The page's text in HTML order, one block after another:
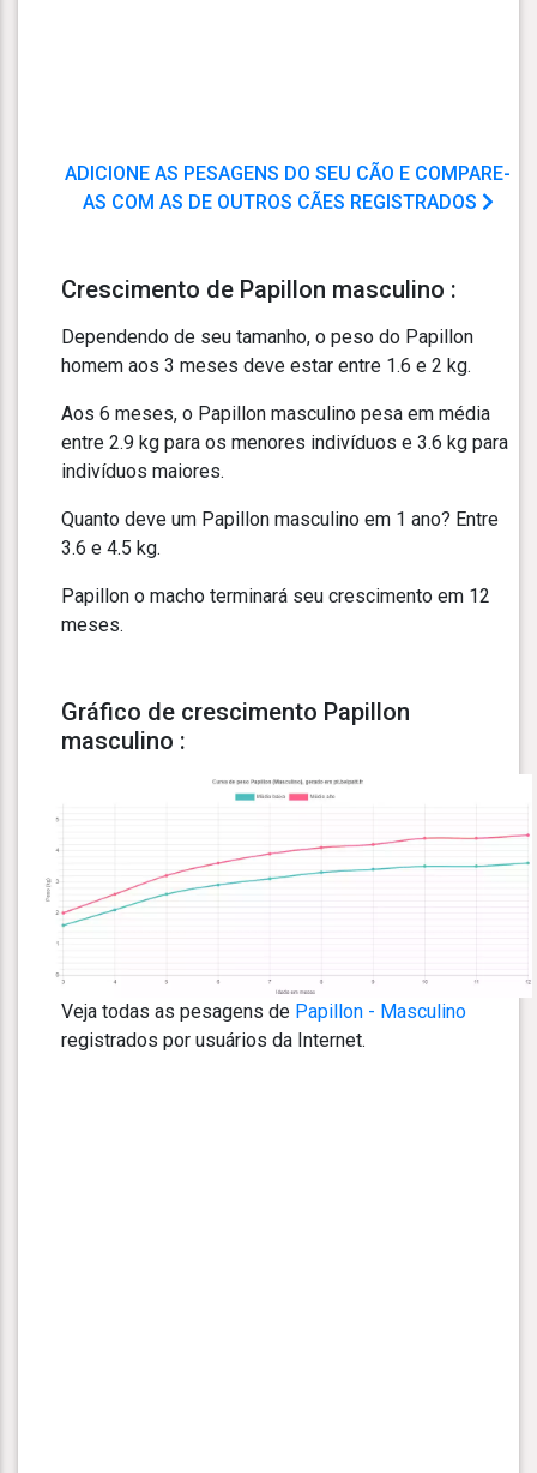
ADICIONE AS PESAGENS DO SEU CÃO E COMPARE-
AS COM AS DE OUTROS CÃES REGISTRADOS
Crescimento de Papillon masculino :
Dependendo de seu tamanho, o peso do Papillon
homem aos 3 meses deve estar entre 1.6 e 2 kg.
Aos 6 meses, o Papillon masculino pesa em média
entre 2.9 kg para os menores indivíduos e 3.6 kg para
indivíduos maiores.
Quanto deve um Papillon masculino em 1 ano? Entre
3.6 e 4.5 kg.
Papillon o macho terminará seu crescimento em 12
meses.
Gráfico de crescimento Papillon
masculino :
Veja todas as pesagens de Papillon - Masculino
registrados por usuários da Internet.